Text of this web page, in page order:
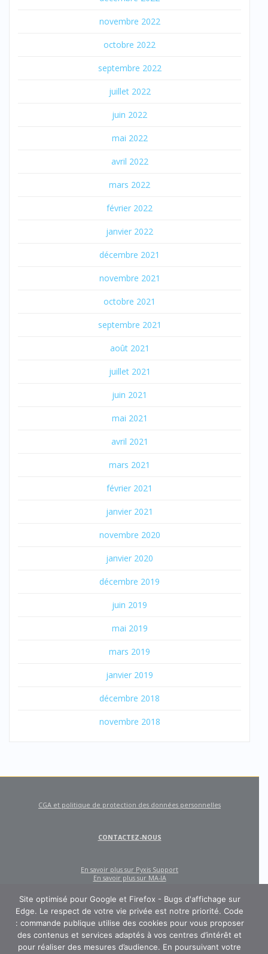
novembre 2022
octobre 2022
septembre 2022
juillet 2022
juin 2022
mai 2022
avril 2022
mars 2022
février 2022
janvier 2022
décembre 2021
novembre 2021
octobre 2021
septembre 2021
août 2021
juillet 2021
juin 2021
mai 2021
avril 2021
mars 2021
février 2021
janvier 2021
novembre 2020
janvier 2020
décembre 2019
juin 2019
mai 2019
mars 2019
janvier 2019
décembre 2018
novembre 2018
CGA et politique de protection des données personnelles
CONTACTEZ-NOUS
En savoir plus sur Pyxis Support
En savoir plus sur MA-IA
Site optimisé pour Google et Firefox - Bugs d'affichage sur
Edge. Le respect de votre vie privée est notre priorité. Code
: commande publique utilise des cookies pour vous proposer
des contenus et services adaptés à vos centres d’intérêt et
pour réaliser des mesures d’audience. En poursuivant votre